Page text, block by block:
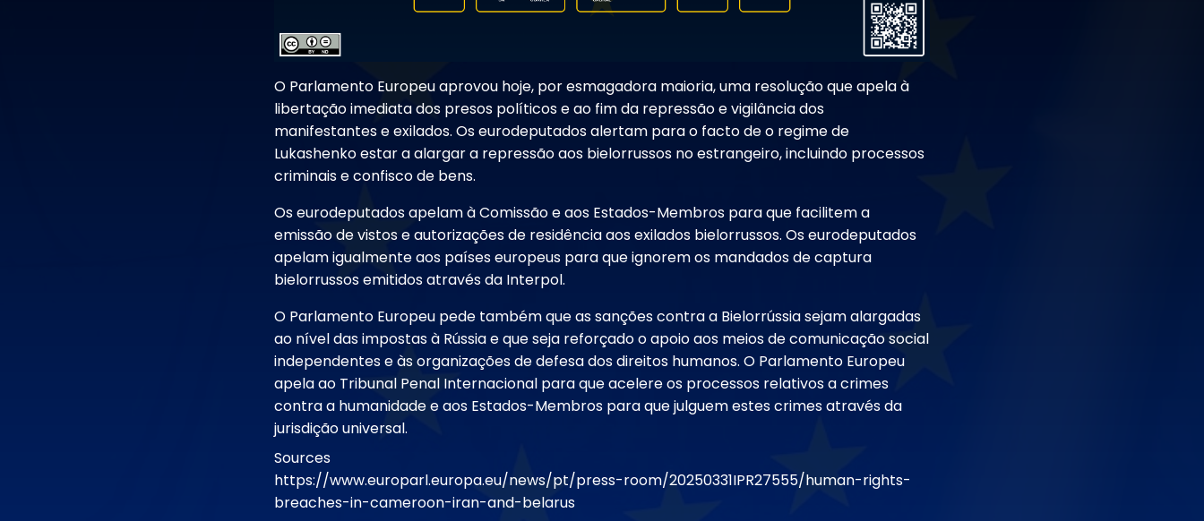
O Parlamento Europeu aprovou hoje, por esmagadora maioria, uma resolução que apela à
libertação imediata dos presos políticos e ao fim da repressão e vigilância dos
manifestantes e exilados. Os eurodeputados alertam para o facto de o regime de
Lukashenko estar a alargar a repressão aos bielorrussos no estrangeiro, incluindo processos
criminais e confisco de bens.
Os eurodeputados apelam à Comissão e aos Estados-Membros para que facilitem a
emissão de vistos e autorizações de residência aos exilados bielorrussos. Os eurodeputados
apelam igualmente aos países europeus para que ignorem os mandados de captura
bielorrussos emitidos através da Interpol.
O Parlamento Europeu pede também que as sanções contra a Bielorrússia sejam alargadas
ao nível das impostas à Rússia e que seja reforçado o apoio aos meios de comunicação social
independentes e às organizações de defesa dos direitos humanos. O Parlamento Europeu
apela ao Tribunal Penal Internacional para que acelere os processos relativos a crimes
contra a humanidade e aos Estados-Membros para que julguem estes crimes através da
jurisdição universal.
Sources
https://www.europarl.europa.eu/news/pt/press-room/20250331IPR27555/human-rights-
breaches-in-cameroon-iran-and-belarus